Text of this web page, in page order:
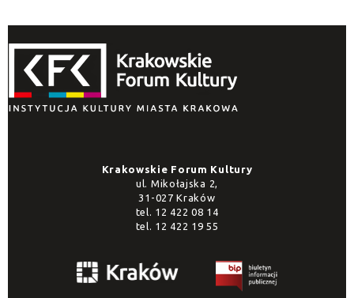
Krakowskie Forum Kultury
ul. Mikołajska 2,
31-027 Kraków
tel. 12 422 08 14
tel. 12 422 19 55